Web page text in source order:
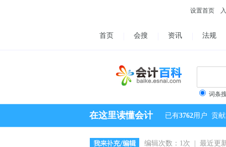
设置首页
首页 会搜 资讯 法规
词条
在这里读懂会计 已有3762用户 贡献
编辑次数：1次 | 最近更